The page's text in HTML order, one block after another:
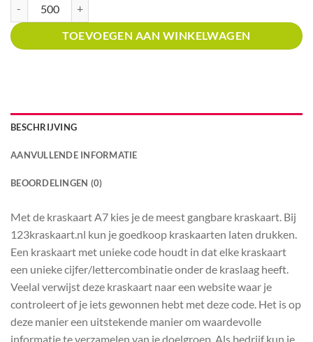
TOEVOEGEN AAN WINKELWAGEN
BESCHRIJVING
AANVULLENDE INFORMATIE
BEOORDELINGEN (0)
Met de kraskaart A7 kies je de meest gangbare kraskaart. Bij
123kraskaart.nl kun je goedkoop kraskaarten laten drukken.
Een kraskaart met unieke code houdt in dat elke kraskaart
een unieke cijfer/lettercombinatie onder de kraslaag heeft.
Veelal verwijst deze kraskaart naar een website waar je
controleert of je iets gewonnen hebt met deze code. Het is op
deze manier een uitstekende manier om waardevolle
informatie te verzamelen van je doelgroep. Als bedrijf kun je